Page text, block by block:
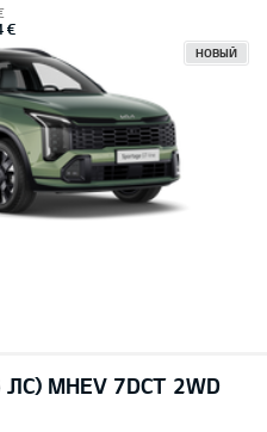
€
НОВЫЙ
ЛС) MHEV 7DCT 2WD